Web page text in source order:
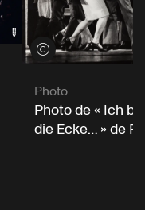
Voir les crédits
Photo
Photo de « Ich
die Ecke… » de